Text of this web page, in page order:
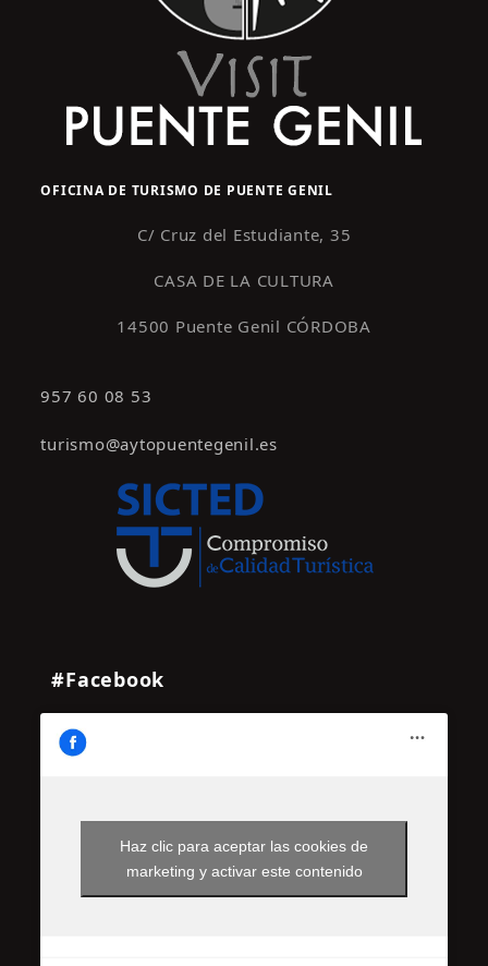
OFICINA DE TURISMO DE PUENTE GENIL
C/ Cruz del Estudiante, 35
CASA DE LA CULTURA
14500 Puente Genil CÓRDOBA
957 60 08 53
turismo@aytopuentegenil.es
#Facebook
Haz clic para aceptar las cookies de
marketing y activar este contenido